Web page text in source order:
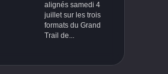
alignés samedi 4
juillet sur les trois
formats du Grand
Trail de...